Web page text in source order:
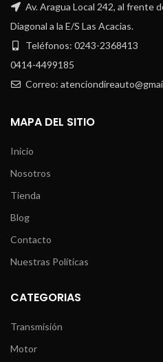
Av. Aragua Local 242, al frente
Diagonal a la E/S Las Acacias.
Teléfonos: 0243-2368413
0414-4499185
Correo:
MAPA DEL SITIO
Inicio
Nosotros
Tienda
Blog
Contacto
Nuestras Políticas
CATEGORIAS
Transmisión
Motor